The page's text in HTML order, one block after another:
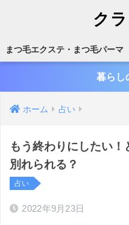
ク
まつ毛エクステ・まつ毛パーマ
暮らし
ホーム 占い
もう終わりにしたい
別れられる？
占い
2022年9月23日